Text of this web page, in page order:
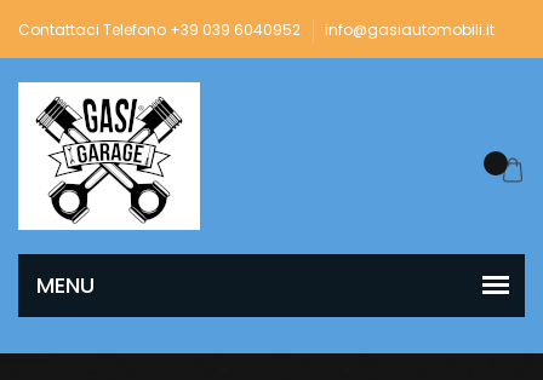
Contattaci Telefono +39 039 6040952 info@gasiautomobili.it